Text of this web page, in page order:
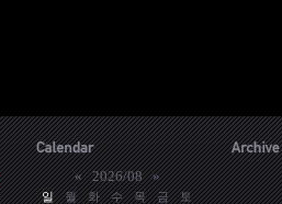
« 2026/08 »
일 월 화 수 목 금
토